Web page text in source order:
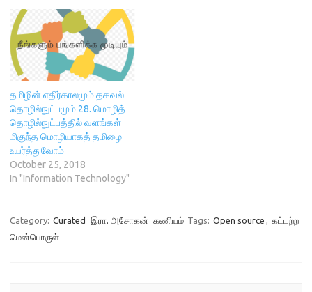
தமிழின் எதிர்காலமும் தகவல்
தொழில்நுட்பமும் 28. மொழித்
தொழில்நுட்பத்தில் வளங்கள்
மிகுந்த மொழியாகத் தமிழை
உயர்த்துவோம்
October 25, 2018
In "Information Technology"
Category: Curated இரா. அசோகன் கணியம் Tags: Open source
கட்டற்ற
மென்பொருள்